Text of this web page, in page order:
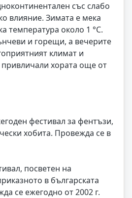
със слабо
влияние. Зимата е мека
температура около 1 °C.
и горещи, а вечерите
климат и
хората още от
фестивал за фентъзи,
хобита. Провежда се в
посветен на
в българската
се ежегодно от 2002 г.